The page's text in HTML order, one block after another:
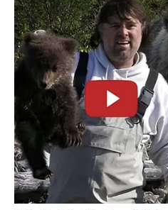
odluku, razmisli da li ti je to
trenutni hir.
Dobar dan za planiranje
razmatranje dodatnog izvora
danas dobiješ može ti
Porodica i
U krugu porodice i prijatelja
razgovora. Ti si danas